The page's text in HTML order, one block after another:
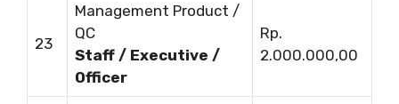
23
Management Product /
QC
Staff / Executive /
Officer
Rp.
2.000.000,00